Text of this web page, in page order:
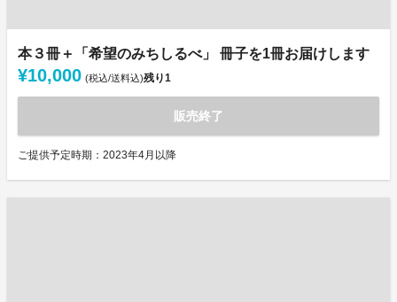
本３冊＋「希望のみちしるべ」 冊子を1冊お届けします
¥10,000 (税込/送料込)残り1
販売終了
ご提供予定時期：2023年4月以降